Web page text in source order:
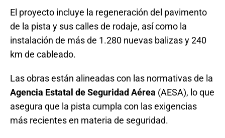
El proyecto incluye la regeneración del pavimento
de la pista y sus calles de rodaje, así como la
instalación de más de 1.280 nuevas balizas y 240
km de cableado.
Las obras están alineadas con las normativas de la
Agencia Estatal de Seguridad Aérea (AESA), lo que
asegura que la pista cumpla con las exigencias
más recientes en materia de seguridad.